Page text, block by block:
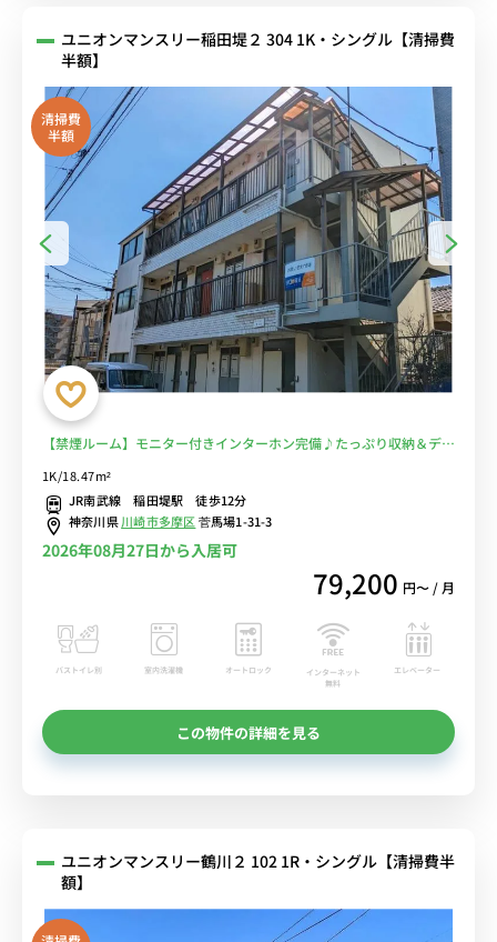
ユニオンマンスリー稲田堤２ 304 1K・シングル【清掃費
半額】
清掃費
半額
【禁煙ルーム】モニター付きインターホン完備♪たっぷり収納＆デス
タル中！
1K/18.47m²
JR南武線 稲田堤駅 徒歩12分
神奈川県川崎市多摩区菅馬場1-31-3
2026年08月27日から入居可
79,200 円〜 / 月
バストイレ別 室内洗濯機 オートロック
インターネット
無料
エレベーター
この物件の詳細を見る
ユニオンマンスリー鶴川２ 102 1R・シングル【清掃費半
額】